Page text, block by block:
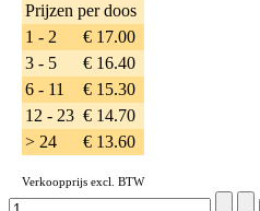
Prijzen per doos
1 - 2
€ 17.00
3 - 5
€ 16.40
6 - 11
€ 15.30
12 - 23 € 14.70
> 24
€ 13.60
Verkoopprijs excl. BTW